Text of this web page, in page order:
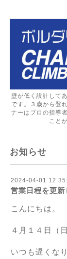
壁が低く設計して
です。３歳から登
ナーはプロの指導
こと
お知らせ
2024-04-01
営業日程を更新
こんにちは。
４月１４日（
いつも遅くな